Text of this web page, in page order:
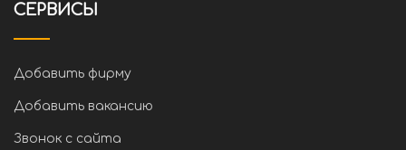
СЕРВИСЫ
Добавить фирму
Добавить вакансию
Звонок с сайта